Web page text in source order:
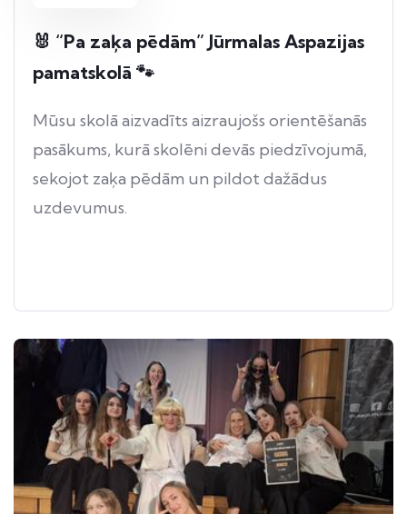
🐰 “Pa zaķa pēdām” Jūrmalas Aspazijas
pamatskolā 🐾
Mūsu skolā aizvadīts aizraujošs orientēšanās
pasākums, kurā skolēni devās piedzīvojumā,
sekojot zaķa pēdām un pildot dažādus
uzdevumus.